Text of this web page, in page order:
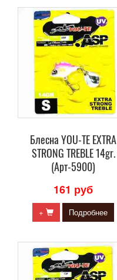
Блесна YOU-TE EXTRA
STRONG TREBLE 14gr.
(Арт-5900)
161 руб
+ Подробнее